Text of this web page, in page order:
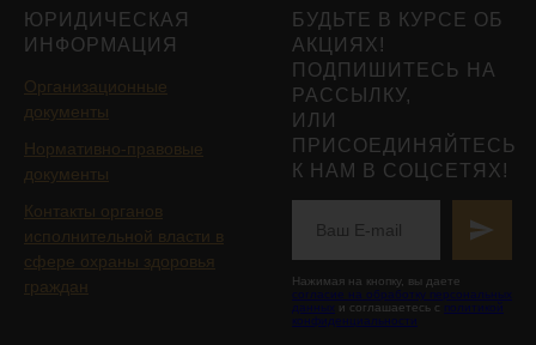
ЮРИДИЧЕСКАЯ
ИНФОРМАЦИЯ
Организационные
документы
Нормативно-правовые
документы
Контакты органов
исполнительной власти в
сфере охраны здоровья
граждан
БУДЬТЕ В КУРСЕ ОБ
АКЦИЯХ!
ПОДПИШИТЕСЬ НА
РАССЫЛКУ,
ИЛИ
ПРИСОЕДИНЯЙТЕСЬ
К НАМ В СОЦСЕТЯХ!
Нажимая на кнопку, вы даете
согласие на обработку персональных
данных и соглашаетесь с политикой
конфиденциальности